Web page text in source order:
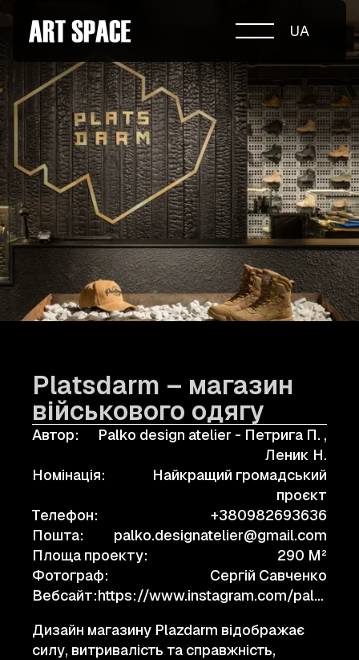
ПРО КОНКУРС
НОМІНАЦІЇ
ПРОЄКТИ 2026
ЖУРІ
ПАРТНЕРИ
НОМІНАНТИ 2025
ПЕРЕМОЖЦІ 2025
КОНТАКТИ
а.harusova@gmail.com
© 2025 Wmaax Studio
UA
Platsdarm – магазин
військового одягу
Автор:
Palko design atelier - Петрига П. ,
Леник Н.
Номінація:
Найкращий громадський
проєкт
Телефон:
+380982693636
Пошта:
palko.designatelier@gmail.com
Площа проекту:
290 M²
Фотограф:
Сергій Савченко
Вебсайт:
https://www.instagram.com/palko_designatelier
Дизайн магазину Plazdarm відображає
силу, витривалість та справжність,